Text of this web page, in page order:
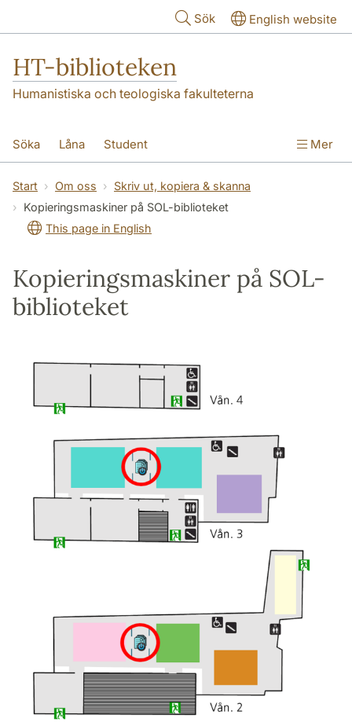
Sök English website
HT-biblioteken
Humanistiska och teologiska fakulteterna
Söka Låna Student
Forskare/doktorand Lärare Kontakt
Om oss
Mer
Start Om oss
Skriv ut, kopiera & skanna
Kopieringsmaskiner på SOL-biblioteket
This page in English
Kopieringsmaskiner på SOL-
biblioteket